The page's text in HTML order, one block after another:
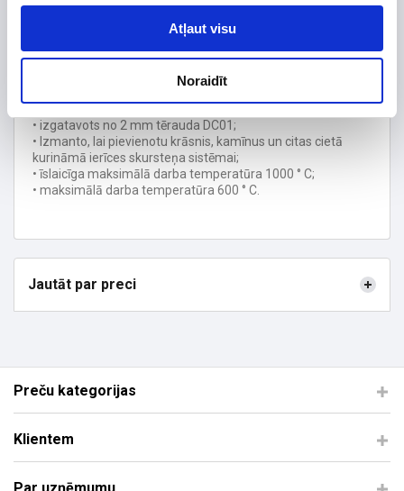
Atļaut visu
Noraidīt
Stūra
Garantijas termiņš, mēn.
24
• izgatavots no 2 mm tērauda DC01;
• Izmanto, lai pievienotu krāsnis, kamīnus un citas cietā
kurināmā ierīces skursteņa sistēmai;
• īslaicīga maksimālā darba temperatūra 1000 ° C;
• maksimālā darba temperatūra 600 ° C.
Jautāt par preci
Preču kategorijas
Klientem